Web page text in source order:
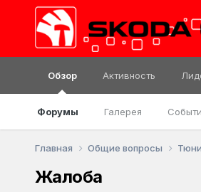
Обзор
Форумы Галерея
Активность
Главная Общие вопросы
Жалоба